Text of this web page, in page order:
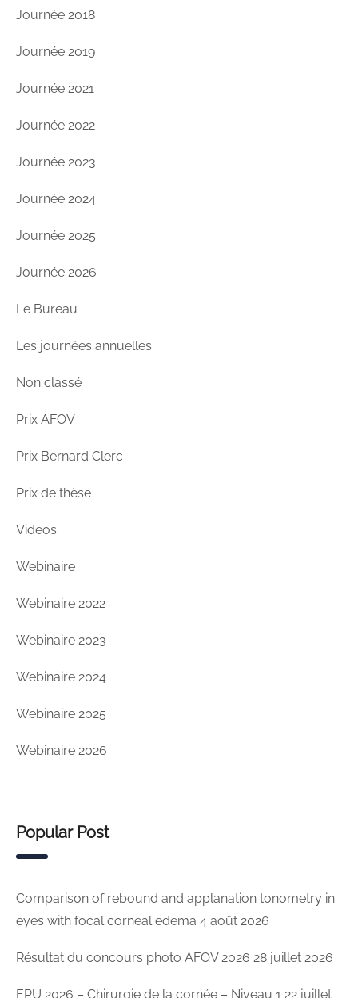
Journée 2018
Journée 2019
Journée 2021
Journée 2022
Journée 2023
Journée 2024
Journée 2025
Journée 2026
Le Bureau
Les journées annuelles
Non classé
Prix AFOV
Prix Bernard Clerc
Prix de thèse
Videos
Webinaire
Webinaire 2022
Webinaire 2023
Webinaire 2024
Webinaire 2025
Webinaire 2026
Popular Post
Comparison of rebound and applanation tonometry in
eyes with focal corneal edema 4 août 2026
Résultat du concours photo AFOV 2026 28 juillet 2026
EPU 2026 – Chirurgie de la cornée – Niveau 1 22 juillet